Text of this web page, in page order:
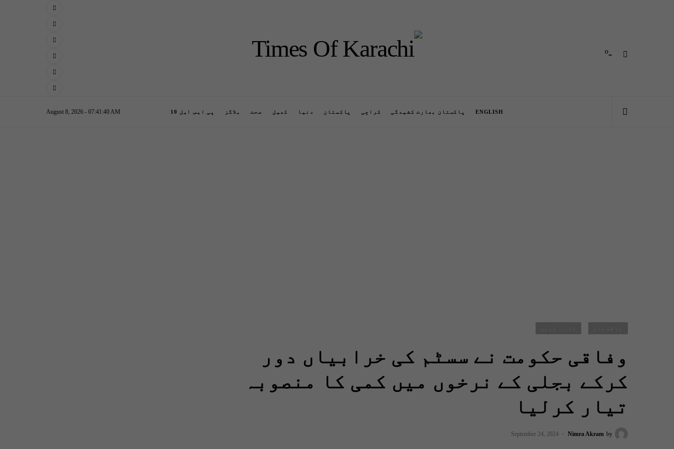
-º
ENGLISH پاکستان بھارت کشیدگی کراچی پاکستان دنیا کھیل صحت بلاگز پی ایس ایل 10 August 8, 2026 - 07:41:40 AM
وفاقی حکومت نے سسٹم کی خرابیاں دور
کرکے بجلی کے نرخوں میں کمی کا منصوبہ
تیار کرلیا
by
Nimra Akram
September 24, 2024